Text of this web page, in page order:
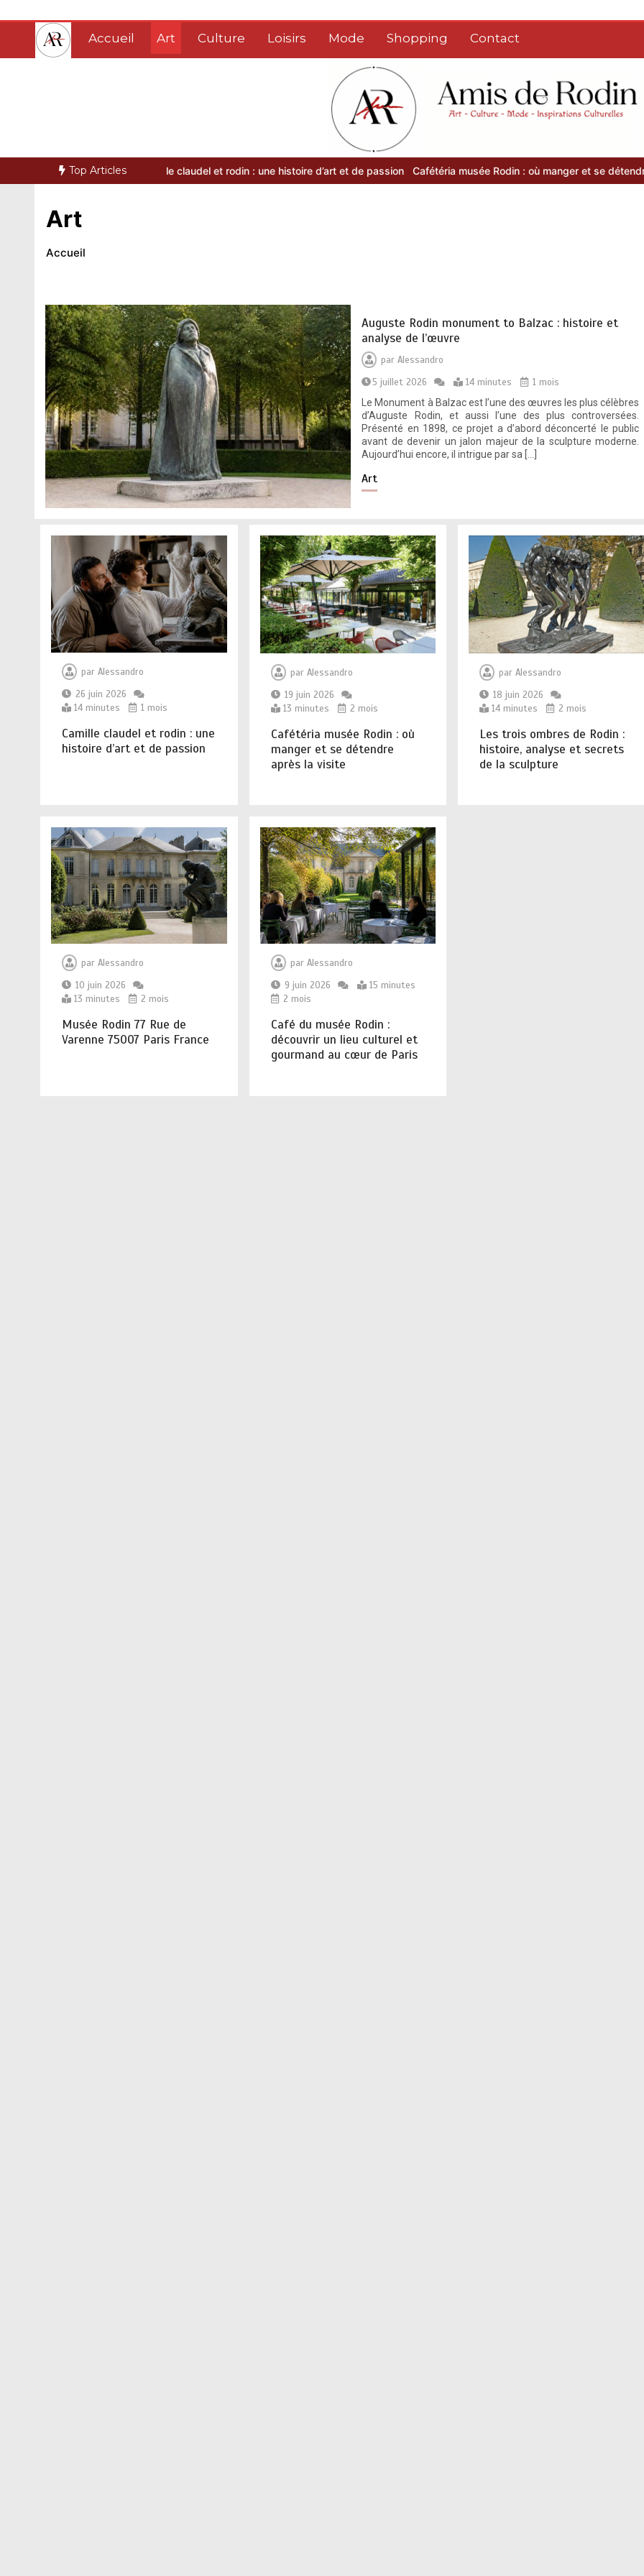
au
contenu
Accueil Art Culture Loisirs Mode Shopping Contact
Top Articles
Camille claudel et rodin : une histoire d’art et de passion Cafétéria musée Rodin : où manger et se détendre après la visite
Art
Accueil
Auguste Rodin monument to Balzac : histoire et
analyse de l’œuvre
parAlessandro
5 juillet 2026
14 minutes
1 mois
Le Monument à Balzac est l’une des œuvres les plus célèbres
d’Auguste Rodin, et aussi l’une des plus controversées.
Présenté en 1898, ce projet a d’abord déconcerté le public
avant de devenir un jalon majeur de la sculpture moderne.
Aujourd’hui encore, il intrigue par sa […]
Art
parAlessandro
26 juin 2026
14 minutes
1 mois
Camille claudel et rodin : une
histoire d’art et de passion
par Alessandro
19 juin 2026
13 minutes
2 mois
Cafétéria musée Rodin : où
manger et se détendre
après la visite
par Alessandro
18 juin 2026
14 minutes
2 mois
Les trois ombres de Rodin :
histoire, analyse et secrets
de la sculpture
parAlessandro
10 juin 2026
13 minutes
2 mois
Musée Rodin 77 Rue de
Varenne 75007 Paris France
par Alessandro
9 juin 2026
15 minutes
2 mois
Café du musée Rodin :
découvrir un lieu culturel et
gourmand au cœur de Paris